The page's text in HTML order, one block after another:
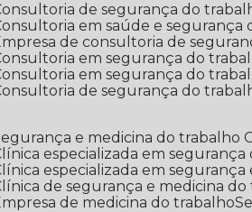
Consultoria de segurança do
Consultoria em saúde e segurança
Empresa de consultoria de
Consultoria em segurança do
Consultoria em segurança do
Consultoria de segurança do
Segurança e medicina do trabalho
Clínica especializada em
Clínica especializada em
Clínica de segurança e medicina
Empresa de medicina do trabalho